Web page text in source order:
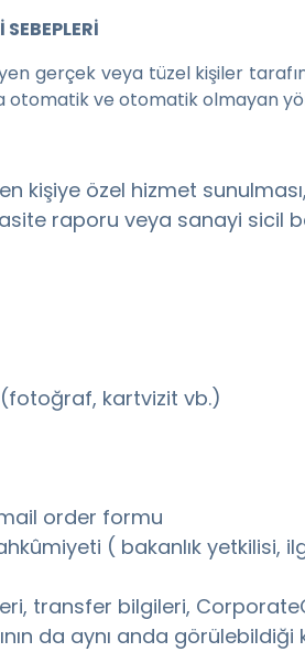
gerçek veya tüzel kişiler
ve otomatik olmayan
kişiye özel hizmet sunulması,
raporu veya sanayi sicil
kartvizit vb.)
mail order formu
( bakanlık yetkilisi,
transfer bilgileri,
da aynı anda